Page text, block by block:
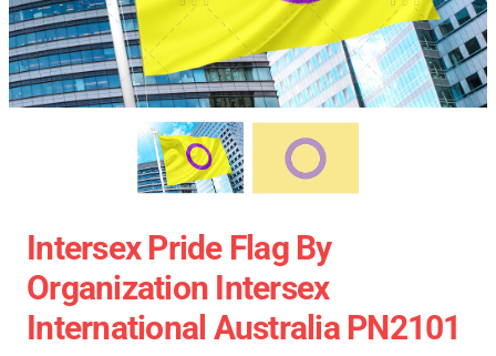
Intersex Pride Flag By
Organization Intersex
International Australia PN2101